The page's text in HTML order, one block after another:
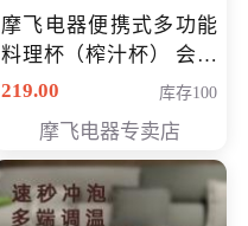
摩飞电器便携式多功能
料理杯（榨汁杯） 会员
专享价118元
219.00 库存100
摩飞电器专卖店